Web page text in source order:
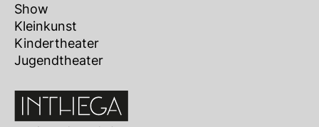
Show
Kleinkunst
Kindertheater
Jugendtheater